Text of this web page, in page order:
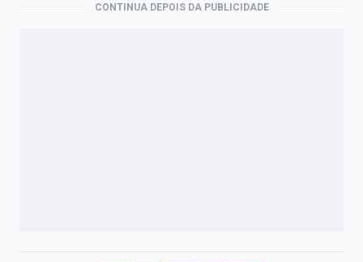
CONTINUA DEPOIS DA PUBLICIDADE